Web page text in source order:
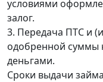
условиями
залог.
3. Передача ПТС и
одобренной суммы
деньгами.
Сроки выдачи